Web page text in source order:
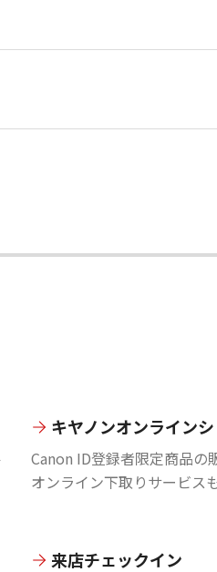
キヤノンオンライン
Canon ID登録者限定商品の
オンライン下取りサービス
来店チェックイン